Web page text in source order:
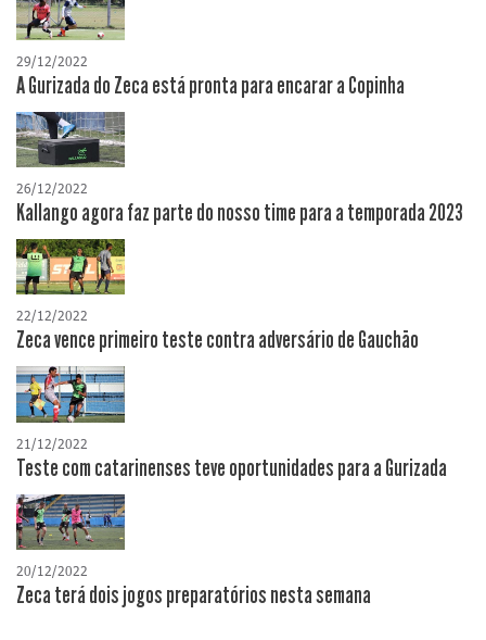
29/12/2022
A Gurizada do Zeca está pronta para encarar a Copinha
26/12/2022
Kallango agora faz parte do nosso time para a temporada 2023
22/12/2022
Zeca vence primeiro teste contra adversário de Gauchão
21/12/2022
Teste com catarinenses teve oportunidades para a Gurizada
20/12/2022
Zeca terá dois jogos preparatórios nesta semana